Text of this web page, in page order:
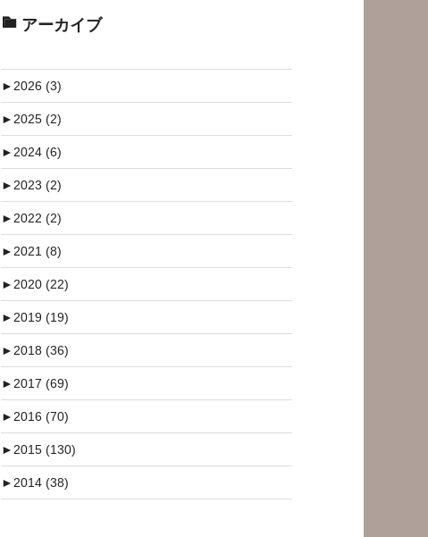
アーカイブ
►2026 (3)
►2025 (2)
►2024 (6)
►2023 (2)
►2022 (2)
►2021 (8)
►2020 (22)
►2019 (19)
►2018 (36)
►2017 (69)
►2016 (70)
►2015 (130)
►2014 (38)